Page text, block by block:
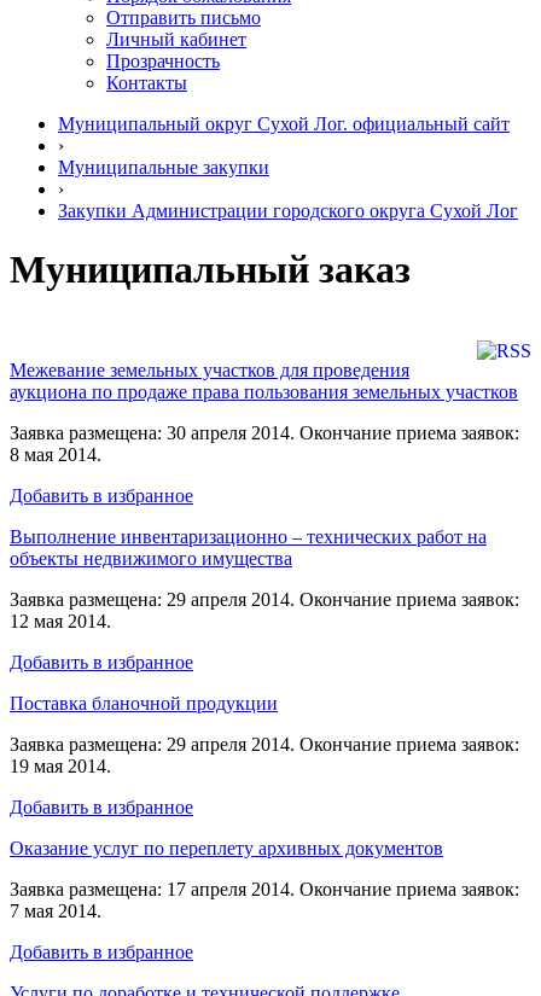
Отправить письмо
Личный кабинет
Прозрачность
Контакты
Муниципальный округ Сухой Лог. официальный сайт
›
Муниципальные закупки
›
Закупки Администрации городского округа Сухой Лог
Муниципальный заказ
Межевание земельных участков для проведения
аукциона по продаже права пользования земельных участков
Заявка размещена: 30 апреля 2014. Окончание приема заявок:
8 мая 2014.
Добавить в избранное
Выполнение инвентаризационно – технических работ на
объекты недвижимого имущества
Заявка размещена: 29 апреля 2014. Окончание приема заявок:
12 мая 2014.
Добавить в избранное
Поставка бланочной продукции
Заявка размещена: 29 апреля 2014. Окончание приема заявок:
19 мая 2014.
Добавить в избранное
Оказание услуг по переплету архивных документов
Заявка размещена: 17 апреля 2014. Окончание приема заявок:
7 мая 2014.
Добавить в избранное